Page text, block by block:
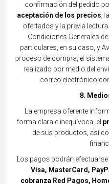
confirmación del pedido
aceptación de los precios ,
ofertados y la previa
Condiciones Generales
particulares, en su caso, y
proceso de compra, el
realizado por medio del
correo electrónico
8.
La empresa oferente
forma clara e inequívoca, el
de sus productos, así
Los pagos podrán
Visa, MasterCard,
cobranza Red Pagos,